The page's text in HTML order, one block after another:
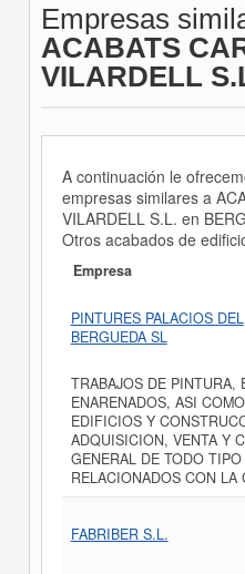
Empresas
ACABATS
VILARDELL
A continuación le
empresas similares a
VILARDELL S.L. en
Otros acabados de
Empresa
PINTURES PALACIOS DEL
BERGUEDA SL
TRABAJOS DE PINTURA,
ENARENADOS, ASI
EDIFICIOS Y
ADQUISICION, VENTA Y
GENERAL DE TODO
RELACIONADOS CON
FABRIBER S.L.